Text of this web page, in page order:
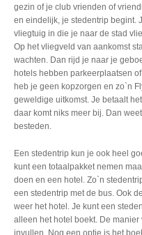
gezin of je club vrienden of
en eindelijk, je stedentrip begint.
vliegtuig in die je naar de stad
Op het vliegveld van aankomst
wachten. Dan rijd je naar je
hotels hebben parkeerplaatsen
heb je geen kopzorgen en zo`n
geweldige uitkomst. Je betaalt
daar komt niks meer bij. Dan
besteden.
Een stedentrip kun je ook heel
kunt een totaalpakket nemen
doen en een hotel. Zo`n
een stedentrip met de bus. Ook
weer het hotel. Je kunt een
alleen het hotel boekt. De
invullen. Nog een optie is het